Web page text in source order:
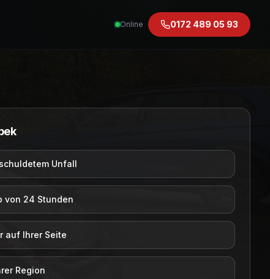
Online 0172 489 05 93
Unfall
von 24 Stunden
auf Ihrer Seite
Region